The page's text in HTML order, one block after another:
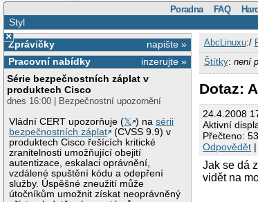
Poradna FAQ
Styl
×
napište »
Zprávičky
inzerujte »
Pracovní nabídky
Série bezpečnostních záplat v
produktech Cisco
dnes 16:00 | Bezpečnostní upozornění
Vládní CERT upozorňuje (𝕏 ) nasérii
bezpečnostních záplat
(CVSS 9.9) v
produktech Cisco řešících kritické
zranitelnosti umožňující obejití
autentizace, eskalaci oprávnění,
vzdálené spuštění kódu a odepření
služby. Úspěšné zneužití může
útočníkům umožnit získat neoprávněný
AbcLinuxu:/
Štítky: není
Dotaz:
24.4.2008
Aktivní
Přečteno:
Odpovědět
Jak se dá
vidět na